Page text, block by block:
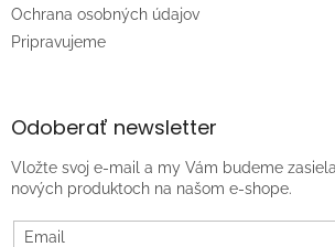
Ochrana osobných údajov
Pripravujeme
Odoberať newsletter
Vložte svoj e-mail a my Vám budeme
nových produktoch na našom e-shope.
Email